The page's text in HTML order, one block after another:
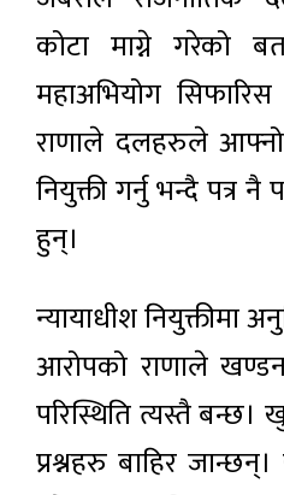
कोटा माग्ने गरेको
महाअभियोग
राणाले दलहरुले आफ्नो
नियुक्ती गर्नु भन्दै पत्र
हुन्।
न्यायाधीश नियुक्तीमा
आरोपको राणाले
परिस्थिति त्यस्तै बन्छ।
प्रश्नहरु बाहिर